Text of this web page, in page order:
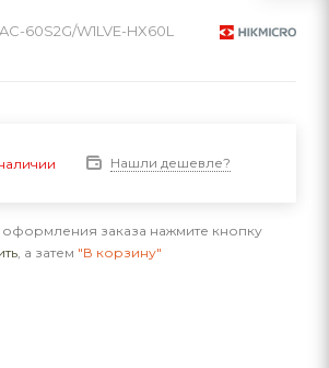
60S2G/W1LVE-HX60L
Нашли дешевле?
заказа нажмите кнопку
, а затем "В корзину"